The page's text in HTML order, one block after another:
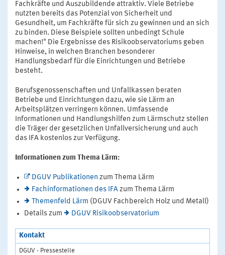
Fachkräfte und Auszubildende attraktiv. Viele Betriebe
nutzten bereits das Potenzial von Sicherheit und
Gesundheit, um Fachkräfte für sich zu gewinnen und an sich
zu binden. Diese Beispiele sollten unbedingt Schule
machen!" Die Ergebnisse des Risikoobservatoriums geben
Hinweise, in welchen Branchen besonderer
Handlungsbedarf für die Einrichtungen und Betriebe
besteht.
Berufsgenossenschaften und Unfallkassen beraten
Betriebe und Einrichtungen dazu, wie sie Lärm an
Arbeitsplätzen verringern können. Umfassende
Informationen und Handlungshilfen zum Lärmschutz stellen
die Träger der gesetzlichen Unfallversicherung und auch
das IFA kostenlos zur Verfügung.
Informationen zum Thema Lärm:
DGUV Publikationen zum Thema Lärm
Fachinformationen des IFAzum Thema Lärm
Themenfeld Lärm (DGUV Fachbereich Holz und Metall)
Details zum
DGUV Risikoobservatorium
Kontakt
DGUV - Pressestelle